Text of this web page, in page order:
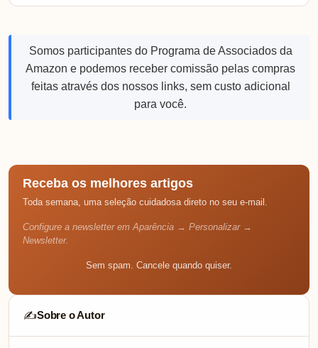
Somos participantes do Programa de Associados da
Amazon e podemos receber comissão pelas compras
feitas através dos nossos links, sem custo adicional
para você.
Receba os melhores artigos
Toda semana, uma seleção cuidadosa direto no seu e-mail.
Configure a newsletter em Aparência → Personalizar →
Newsletter.
Sem spam. Cancele quando quiser.
✍️Sobre o Autor